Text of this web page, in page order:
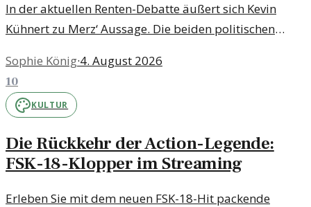
In der aktuellen Renten-Debatte äußert sich Kevin
Kühnert zu Merz‘ Aussage. Die beiden politischen
verfolgen, trotz Unklarheiten.
Sophie König·4. August 2026
10
KULTUR
Die Rückkehr der Action-Legende:
FSK-18-Klopper im Streaming
Erleben Sie mit dem neuen FSK-18-Hit packende